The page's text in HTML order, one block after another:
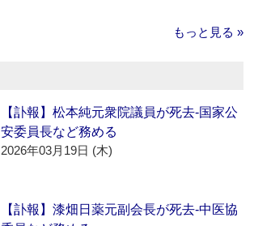
もっと見る »
【訃報】松本純元衆院議員が死去‐国家公
安委員長など務める
2026年03月19日 (木)
【訃報】漆畑日薬元副会長が死去‐中医協